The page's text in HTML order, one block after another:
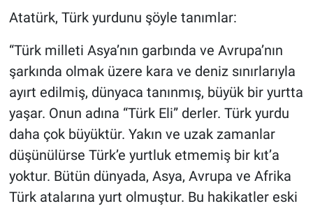
Atatürk, Türk yurdunu şöyle tanımlar:
“Türk milleti Asya’nın garbında ve Avrupa’nın
şarkında olmak üzere kara ve deniz sınırlarıyla
ayırt edilmiş, dünyaca tanınmış, büyük bir yurtta
yaşar. Onun adına “Türk Eli” derler. Türk yurdu
daha çok büyüktür. Yakın ve uzak zamanlar
düşünülürse Türk’e yurtluk etmemiş bir kıt’a
yoktur. Bütün dünyada, Asya, Avrupa ve Afrika
Türk atalarına yurt olmuştur. Bu hakikatler eski